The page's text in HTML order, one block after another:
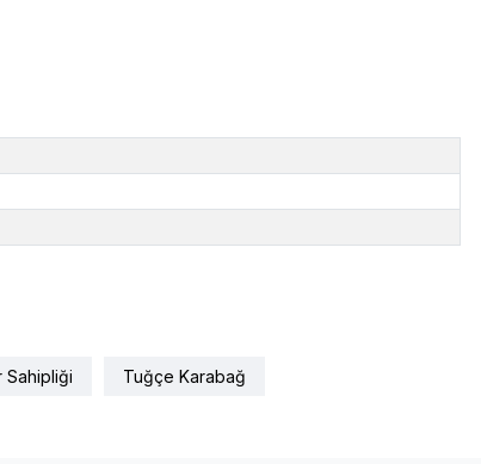
Sahipliği Tuğçe Karabağ